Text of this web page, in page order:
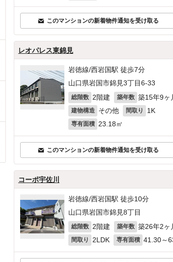
このマンションの新着物件通知を受け取る
レオパレス東錦見
岩徳線/西岩国駅 徒歩7分
山口県岩国市錦見3丁目6-33
総階数 2階建 築年数 築15年9ヶ
建物構造 その他 間取り 1K
専有面積 23.18㎡
このマンションの新着物件通知を受け取る
コーポ宇佐川
岩徳線/西岩国駅 徒歩10分
山口県岩国市錦見8丁目
総階数 2階建 築年数 築26年2ヶ
間取り 2LDK 専有面積 41.30～